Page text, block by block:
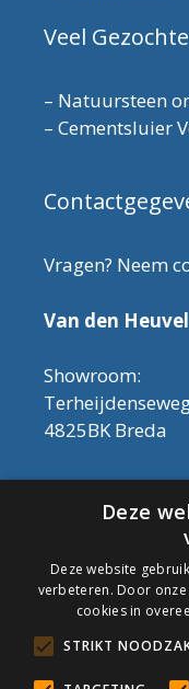
Veel
– Natuursteen
– Cementsluier
Vragen? Neem
Van den
Showroom:
4825BK Breda
Let op!
halen in de
contant geld
Tel: 076-
Email:
KVK: 59667419
Algemene
Deze
Deze website
verbeteren. Door
cookies in
STRIKT